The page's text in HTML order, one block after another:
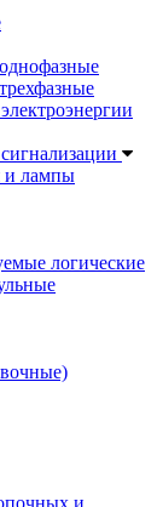
и лампы
логические
и